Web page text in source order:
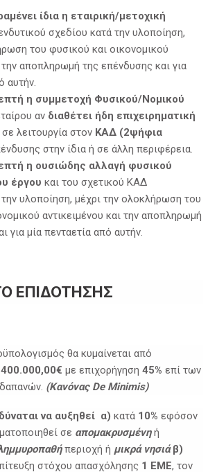
ίδια η εταιρική/μετοχική
σχεδίου κατά την υλοποίηση,
του φυσικού και οικονομικού
την αποπληρωμή της επένδυσης και για
αυτήν.
η συμμετοχή Φυσικού/Νομικού
αν διαθέτει ήδη επιχειρηματική
σε λειτουργία στον ΚΑΔ (2ψήφια
στην ίδια ή σε άλλη περιφέρεια.
η ουσιώδης αλλαγή φυσικού
έργου και του σχετικού ΚΑΔ
υλοποίηση, μέχρι την ολοκλήρωση του
αντικειμένου και την αποπληρωμή
για μία πενταετία από αυτήν.
ΕΠΙΔΟΤΗΣΗΣ
θα κυμαίνεται από
400.000,00€ με επιχορήγηση 45% επί των
(Κανόνας De Minimis)
να αυξηθεί α) κατά 10% εφόσον
σε απομακρυσμένηή
περιοχή ή μικρά νησιά β)
στόχου απασχόλησης 1 ΕΜΕ, τον